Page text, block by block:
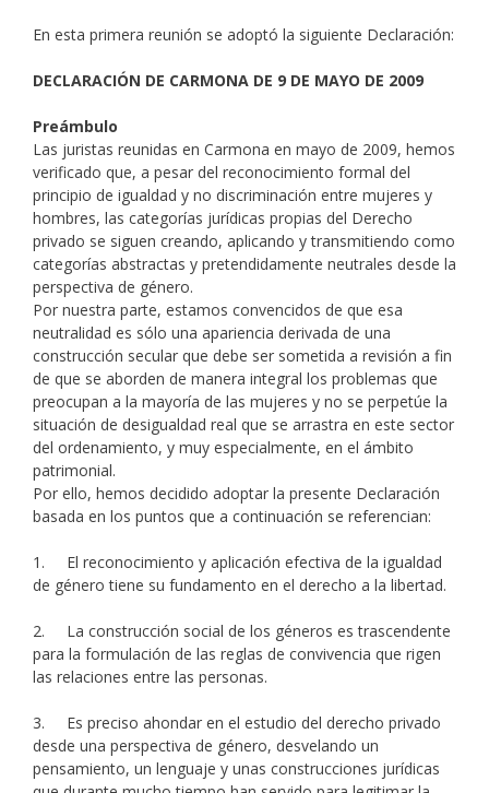
En esta primera reunión se adoptó la siguiente Declaración:
DECLARACIÓN DE CARMONA DE 9 DE MAYO DE 2009
Preámbulo
Las juristas reunidas en Carmona en mayo de 2009, hemos
verificado que, a pesar del reconocimiento formal del
principio de igualdad y no discriminación entre mujeres y
hombres, las categorías jurídicas propias del Derecho
privado se siguen creando, aplicando y transmitiendo como
categorías abstractas y pretendidamente neutrales desde la
perspectiva de género.
Por nuestra parte, estamos convencidos de que esa
neutralidad es sólo una apariencia derivada de una
construcción secular que debe ser sometida a revisión a fin
de que se aborden de manera integral los problemas que
preocupan a la mayoría de las mujeres y no se perpetúe la
situación de desigualdad real que se arrastra en este sector
del ordenamiento, y muy especialmente, en el ámbito
patrimonial.
Por ello, hemos decidido adoptar la presente Declaración
basada en los puntos que a continuación se referencian:
1. El reconocimiento y aplicación efectiva de la igualdad
de género tiene su fundamento en el derecho a la libertad.
2. La construcción social de los géneros es trascendente
para la formulación de las reglas de convivencia que rigen
las relaciones entre las personas.
3. Es preciso ahondar en el estudio del derecho privado
desde una perspectiva de género, desvelando un
pensamiento, un lenguaje y unas construcciones jurídicas